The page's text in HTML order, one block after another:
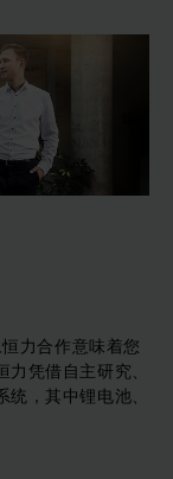
力合作意味着您
凭借自主研究、
，其中锂电池、